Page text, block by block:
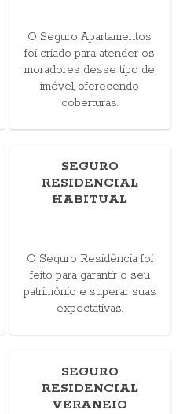
O Seguro Apartamentos
foi criado para atender os
moradores desse tipo de
imóvel, oferecendo
coberturas.
SEGURO
RESIDENCIAL
HABITUAL
O Seguro Residência foi
feito para garantir o seu
patrimônio e superar suas
expectativas.
SEGURO
RESIDENCIAL
VERANEIO